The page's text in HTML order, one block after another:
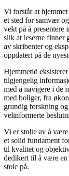
Vi forstår at hjemmet
et sted for samvær
vekt på å presentere
slik at leserne finner
av skribenter og
oppdatert på de
Hjemmetid
tilgjengelig
med å navigere i de
med boliger, fra
grundig forskning
velinformerte
Vi er stolte av å
et solid fundament
til kvalitet og
dedikert til å være en
stole på.